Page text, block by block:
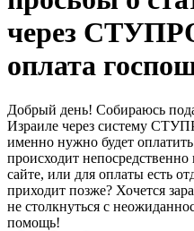
через
оплата
Добрый день! Собираюсь
Израиле через систему
именно нужно будет
происходит
сайте, или для оплаты есть
приходит позже? Хочется
не столкнуться с
помощь!